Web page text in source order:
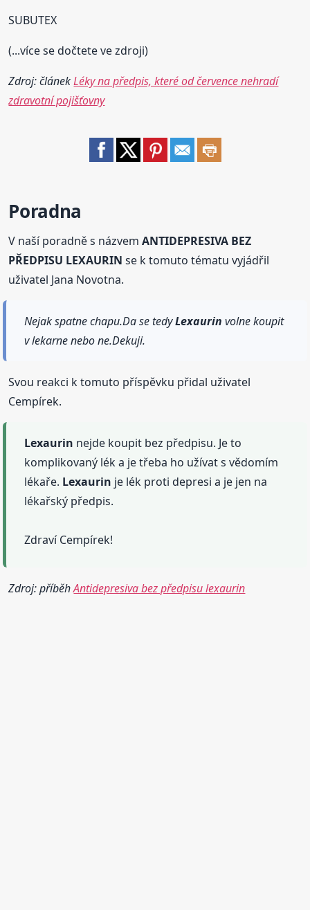
SUBUTEX
(...více se dočtete ve zdroji)
Zdroj: článekLéky na předpis, které od července nehradí
zdravotní pojišťovny
Poradna
V naší poradně s názvemANTIDEPRESIVA BEZ
PŘEDPISU LEXAURIN se k tomuto tématu vyjádřil
uživatel Jana Novotna.
Nejak spatne chapu.Da se tedyLexaurin volne koupit
v lekarne nebo ne.Dekuji.
Svou reakci k tomuto příspěvku přidal uživatel
Cempírek.
Lexaurin nejde koupit bez předpisu. Je to
komplikovaný lék a je třeba ho užívat s vědomím
lékaře. Lexaurin je lék proti depresi a je jen na
lékařský předpis.
Zdraví Cempírek!
Zdroj: příběhAntidepresiva bez předpisu lexaurin